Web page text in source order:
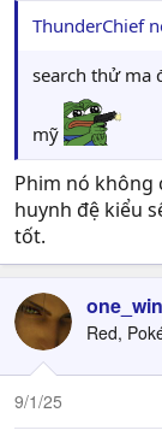
ThunderChief
search thử ma
mỹ
Phim nó không
huynh đệ kiểu
tốt.
Red,
9/1/25